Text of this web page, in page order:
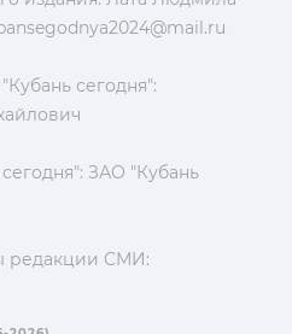
сегодня":
ЗАО "Кубань
редакции СМИ: